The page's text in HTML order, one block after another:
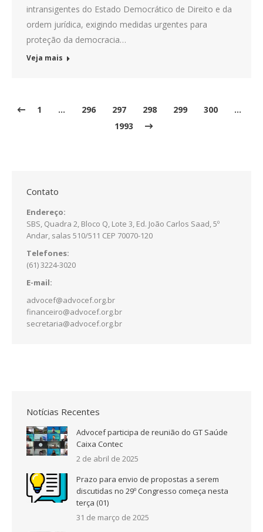
intransigentes do Estado Democrático de Direito e da
ordem jurídica, exigindo medidas urgentes para
proteção da democracia…
Veja mais
1 … 296 297 298 299 300
…
1993
Contato
Endereço:
SBS, Quadra 2, Bloco Q, Lote 3, Ed. João Carlos Saad, 5º
Andar, salas 510/511 CEP 70070-120
Telefones:
(61) 3224-3020
E-mail:
advocef@advocef.org.br
financeiro@advocef.org.br
secretaria@advocef.org.br
Notícias Recentes
Advocef participa de reunião do GT Saúde
Caixa Contec
2 de abril de 2025
Prazo para envio de propostas a serem
discutidas no 29º Congresso começa nesta
terça (01)
31 de março de 2025